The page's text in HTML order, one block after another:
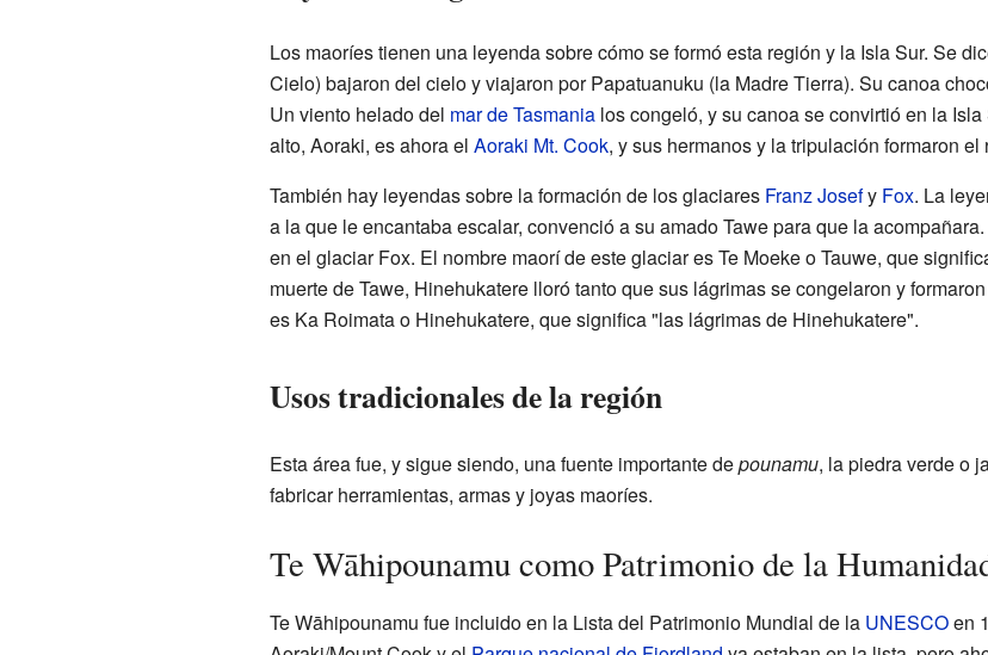
Los maoríes tienen una leyenda sobre cómo se formó esta región y la Isla Sur. Se
Cielo) bajaron del cielo y viajaron por Papatuanuku (la Madre Tierra). Su canoa
Un viento helado del mar de Tasmanialos congeló, y su canoa se convirtió en la
alto, Aoraki, es ahora el Aoraki Mt. Cook, y sus hermanos y la tripulación formaron el
También hay leyendas sobre la formación de los glaciares Franz Josefy Fox. La
a la que le encantaba escalar, convenció a su amado Tawe para que la
en el glaciar Fox. El nombre maorí de este glaciar es Te Moeke o Tauwe, que
muerte de Tawe, Hinehukatere lloró tanto que sus lágrimas se congelaron y
es Ka Roimata o Hinehukatere, que significa "las lágrimas de Hinehukatere".
Usos tradicionales de la región
Esta área fue, y sigue siendo, una fuente importante depounamu, la piedra verde o
fabricar herramientas, armas y joyas maoríes.
Te Wāhipounamu como Patrimonio de la
Te Wāhipounamu fue incluido en la Lista del Patrimonio Mundial de la UNESCOen